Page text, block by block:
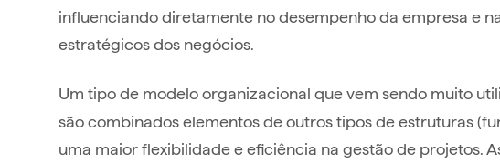
influenciando diretamente no desempenho da empresa e
estratégicos dos negócios.
Um tipo de modelo organizacional que vem sendo muito
são combinados elementos de outros tipos de estruturas
uma maior flexibilidade e eficiência na gestão de projetos.